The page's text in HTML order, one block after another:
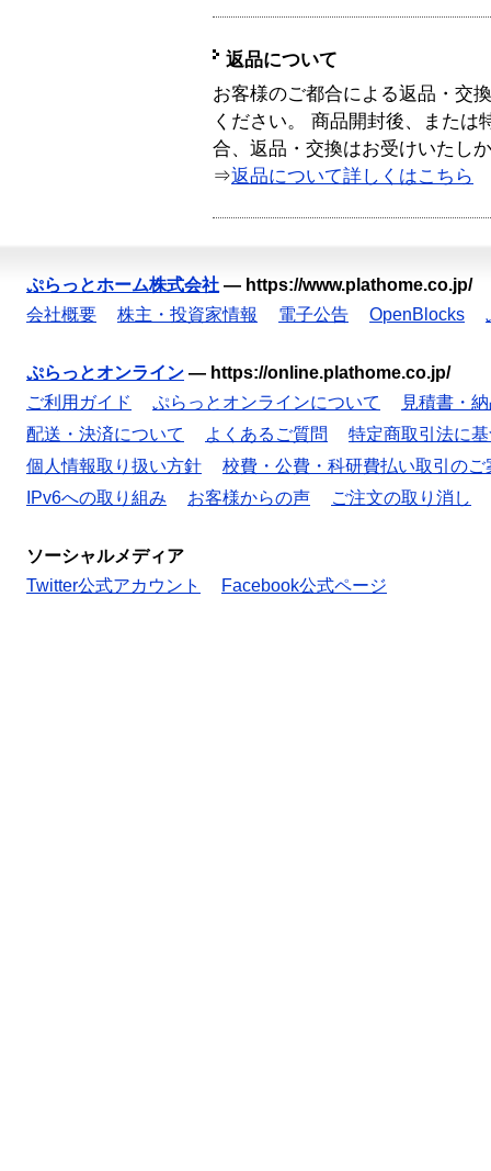
返品について
お客様のご都合による返品・交
ください。 商品開封後、または
合、返品・交換はお受けいたし
⇒返品について詳しくはこちら
ぷらっとホーム株式会社 — https://www.plathome.co.jp/
会社概要
株主・投資家情報 電子公告 OpenBlocks
ぷらっとオンライン — https://online.plathome.co.jp/
ご利用ガイド
ぷらっとオンラインについて
見積書・
配送・決済について
よくあるご質問
特定商取引法に
個人情報取り扱い方針
校費・公費・科研費払い取引のご
IPv6への取り組み
お客様からの声 ご注文の取り消し
ソーシャルメディア
Twitter公式アカウント
Facebook公式ページ